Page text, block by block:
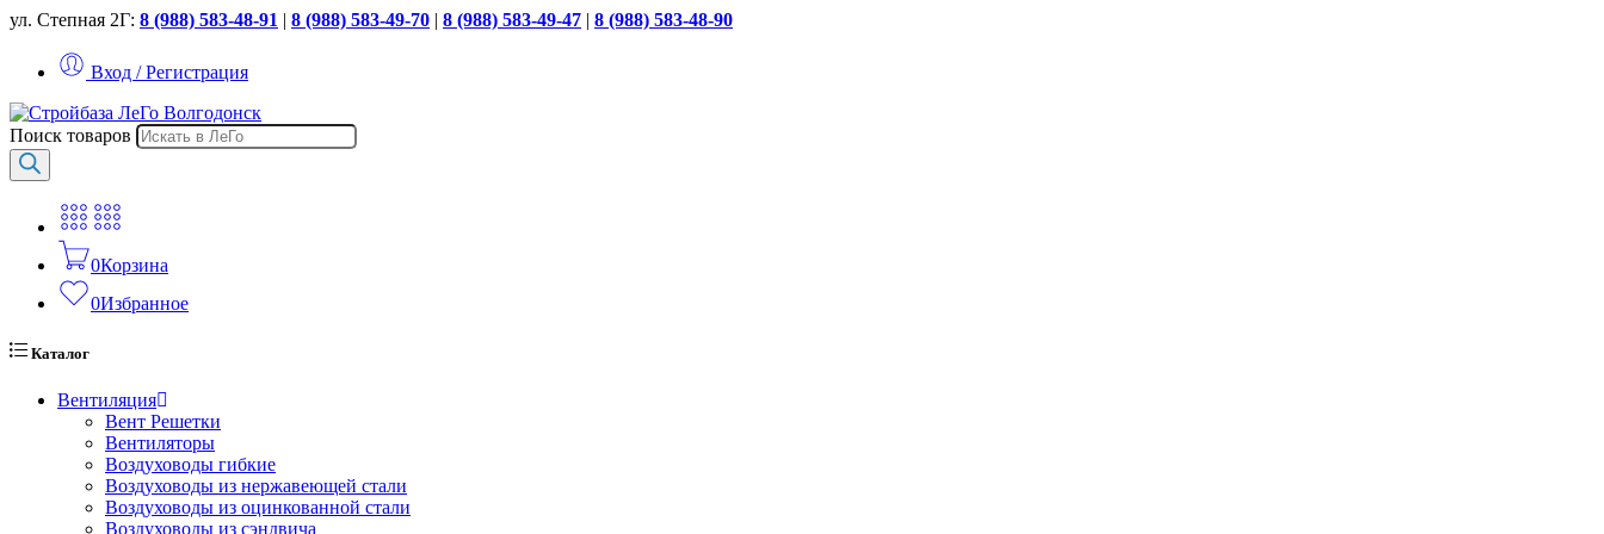
ул. Степная 2Г: 8 (988) 583-48-91 | 8 (988) 583-49-70 | 8 (988) 583-49-47 | 8 (988) 583-48-90
Вход / Регистрация
Поиск товаров
0Корзина
0Избранное
Каталог
Вентиляция
Вент Решетки
Вентиляторы
Воздуховоды гибкие
Воздуховоды из нержавеющей стали
Воздуховоды из оцинкованной стали
Воздуховоды из сэндвича